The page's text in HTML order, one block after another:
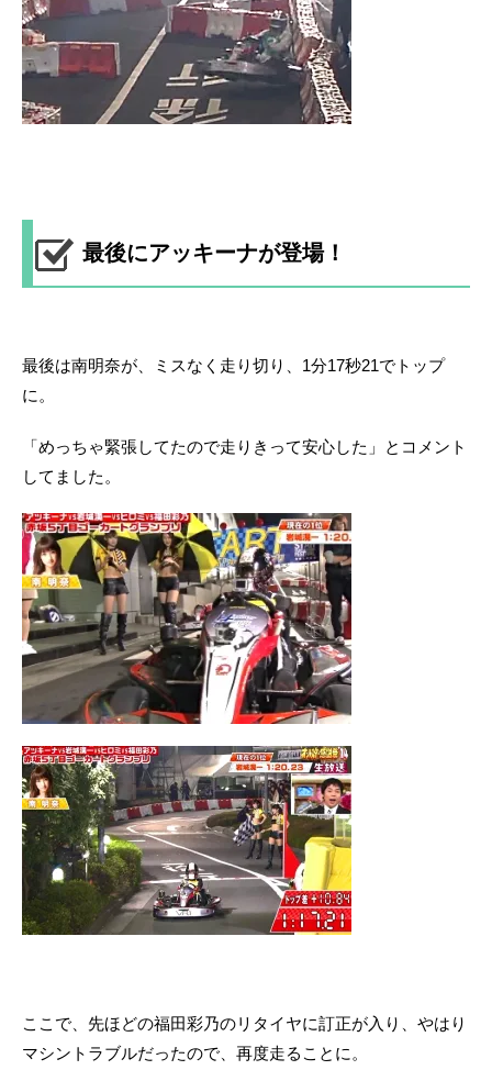
最後にアッキーナが登場！
最後は南明奈が、ミスなく走り切り、1分17秒21でトップ
に。
「めっちゃ緊張してたので走りきって安心した」とコメント
してました。
ここで、先ほどの福田彩乃のリタイヤに訂正が入り、やはり
マシントラブルだったので、再度走ることに。